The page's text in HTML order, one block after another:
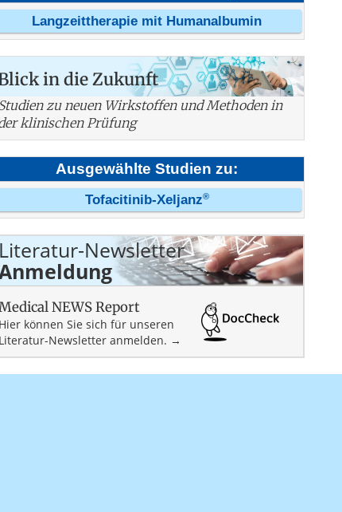
Langzeittherapie mit Humanalbumin
in die Zukunft
zu neuen Wirkstoffen und Methoden in
klinischen Prüfung
Ausgewählte Studien zu:
Tofacitinib-Xeljanz®
Literatur-Newsletter
NEWS Report
Hier können Sie sich für unseren
Literatur-Newsletter anmelden. →